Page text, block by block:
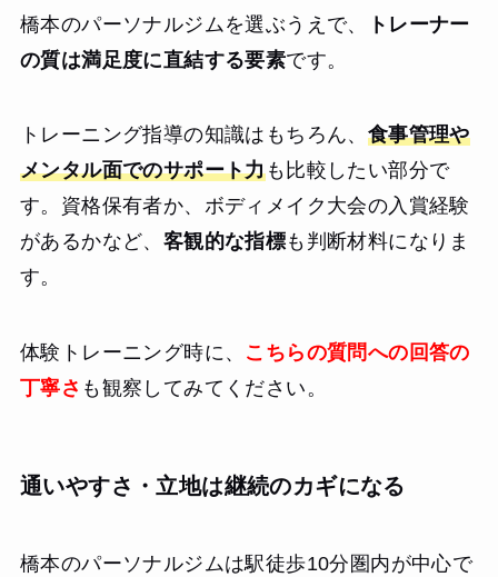
橋本のパーソナルジムを選ぶうえで、
トレーナー
の質は満足度に直結する要素です。
トレーニング指導の知識はもちろん、 食事管理や
メンタル面でのサポート力も比較したい部分で
す。資格保有者か、ボディメイク大会の入賞経験
があるかなど、 客観的な指標も判断材料になりま
す。
体験トレーニング時に、 こちらの質問への回答の
丁寧さ も観察してみてください。
通いやすさ・立地は継続のカギになる
橋本のパーソナルジムは駅徒歩10分圏内が中心で